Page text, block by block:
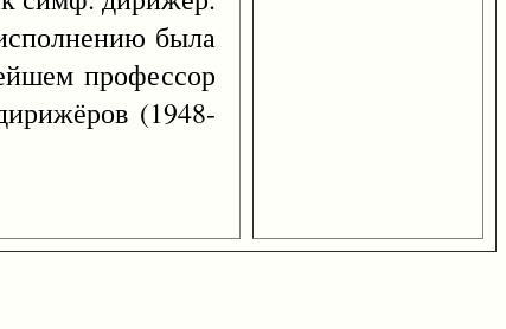
была
профессор
(1948-